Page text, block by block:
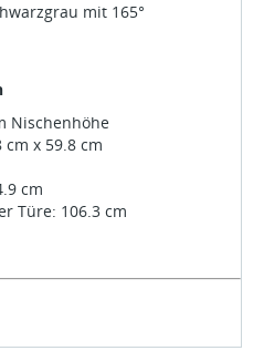
mit 165°
Nischenhöhe
cm x 59.8 cm
cm
Türe: 106.3 cm